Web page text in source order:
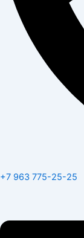
+7 963 775-25-25